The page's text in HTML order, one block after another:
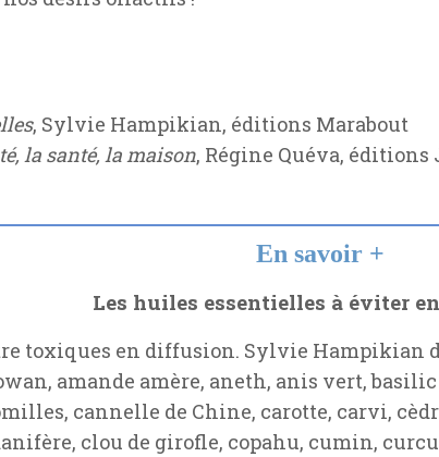
, Sylvie Hampikian, éditions Marabout
la santé, la maison, Régine Quéva, éditions
En savoir +
Les huiles essentielles à éviter
toxiques en diffusion. Sylvie Hampikian
amande amère, aneth, anis vert, basilic
cannelle de Chine, carotte, carvi,
clou de girofle, copahu, cumin,